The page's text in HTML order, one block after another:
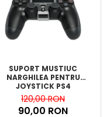
SUPORT MUSTIUC
NARGHILEA PENTRU
JOYSTICK PS4
120,00 RON
90,00 RON